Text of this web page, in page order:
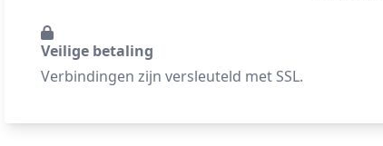
Veilige betaling
Verbindingen zijn versleuteld met SSL.